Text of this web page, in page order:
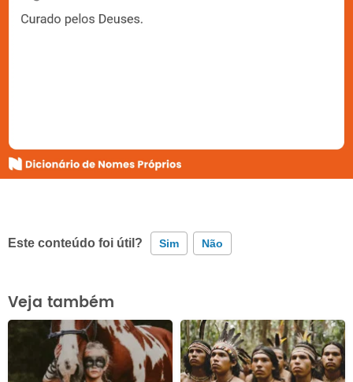
Este conteúdo foi útil? Sim Não
Este conteúdo contém informação incorreta
Este conteúdo não tem a informação que procuro
Outro
Veja também